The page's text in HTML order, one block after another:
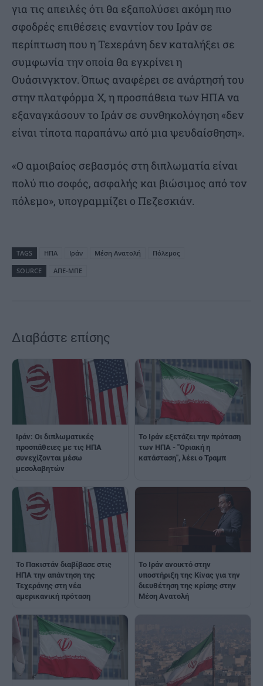
για τις απειλές ότι θα εξαπολύσει ακόμη πιο
σφοδρές επιθέσεις εναντίον του Ιράν σε
περίπτωση που η Τεχεράνη δεν καταλήξει σε
συμφωνία την οποία θα εγκρίνει η
Ουάσινγκτον. Όπως αναφέρει σε ανάρτησή του
στην πλατφόρμα Χ, η προσπάθεια των ΗΠΑ να
εξαναγκάσουν το Ιράν σε συνθηκολόγηση «δεν
είναι τίποτα παραπάνω από μια ψευδαίσθηση».
«Ο αμοιβαίος σεβασμός στη διπλωματία είναι
πολύ πιο σοφός, ασφαλής και βιώσιμος από τον
πόλεμο», υπογραμμίζει ο Πεζεσκιάν.
TAGS ΗΠΑ Ιράν Μέση Ανατολή
Πόλεμος
SOURCE
ΑΠΕ-ΜΠΕ
Διαβάστε επίσης
Ιράν: Οι διπλωματικές
προσπάθειες με τις ΗΠΑ
συνεχίζονται μέσω
μεσολαβητών
Το Ιράν εξετάζει την πρόταση
των ΗΠΑ - "Οριακή η
κατάσταση", λέει ο Τραμπ
Το Πακιστάν διαβίβασε στις
ΗΠΑ την απάντηση της
Τεχεράνης στη νέα
αμερικανική πρόταση
Το Ιράν ανοικτό στην
υποστήριξη της Κίνας για την
διευθέτηση της κρίσης στην
Μέση Ανατολή